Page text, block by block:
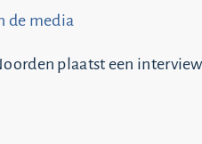
de media
plaatst een